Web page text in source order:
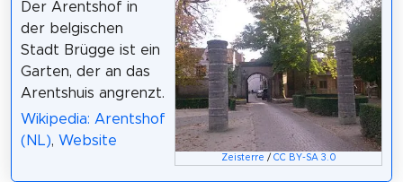
Zeisterre / CC BY-SA 3.0
Der Arentshof in
der belgischen
Stadt Brügge ist ein
Garten, der an das
Arentshuis angrenzt.
Wikipedia: Arentshof
(NL), Website